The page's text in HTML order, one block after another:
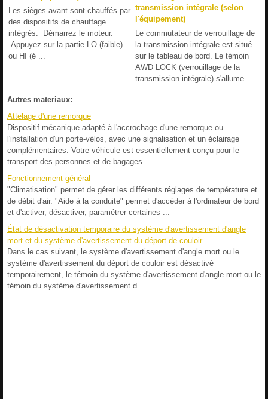
Les sièges avant sont chauffés par
des dispositifs de chauffage
intégrés. Démarrez le moteur.
Appuyez sur la partie LO (faible)
ou HI (é ...
transmission intégrale (selon
l'équipement)
Le commutateur de verrouillage de
la transmission intégrale est situé
sur le tableau de bord. Le témoin
AWD LOCK (verrouillage de la
transmission intégrale) s'allume ...
Autres materiaux:
Attelage d'une remorque
Dispositif mécanique adapté à l'accrochage d'une remorque ou
l'installation d'un porte-vélos, avec une signalisation et un éclairage
complémentaires. Votre véhicule est essentiellement conçu pour le
transport des personnes et de bagages ...
Fonctionnement général
"Climatisation" permet de gérer les différents réglages de température et
de débit d'air. "Aide à la conduite" permet d'accéder à l'ordinateur de bord
et d'activer, désactiver, paramétrer certaines ...
État de désactivation temporaire du système d'avertissement d'angle
mort et du système d'avertissement du déport de couloir
Dans le cas suivant, le système d'avertissement d'angle mort ou le
système d'avertissement du déport de couloir est désactivé
temporairement, le témoin du système d'avertissement d'angle mort ou le
témoin du système d'avertissement d ...